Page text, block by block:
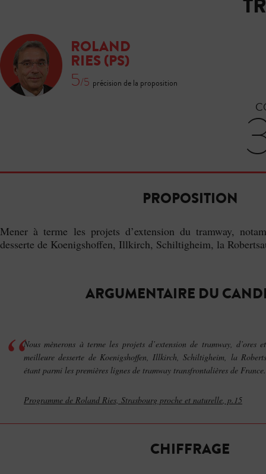
ROLAND
RIES (PS)
5/5 précision de la proposition
PROPOSITION
Mener à terme les projets d’extension du tramway,
desserte de Koenigshoffen, Illkirch, Schiltigheim, la
ARGUMENTAIRE DU
Nous mènerons à terme les projets d’extension de tramway, d’ores
meilleure desserte de Koenigshoffen, Illkirch, Schiltigheim, la
étant parmi les premières lignes de tramway transfrontalières de France.
Programme de Roland Ries, Strasbourg proche et naturelle, p.15
CHIFFRAGE